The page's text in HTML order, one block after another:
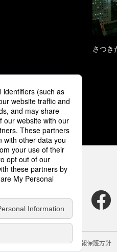
さつき
クッキーポリシー 個人情報保護方針